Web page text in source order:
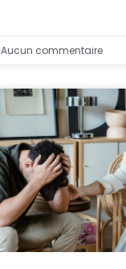
Aucun commentaire